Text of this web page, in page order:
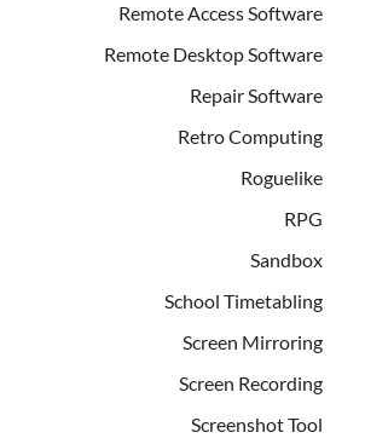
Remote Access Software
Remote Desktop Software
Repair Software
Retro Computing
Roguelike
RPG
Sandbox
School Timetabling
Screen Mirroring
Screen Recording
Screenshot Tool